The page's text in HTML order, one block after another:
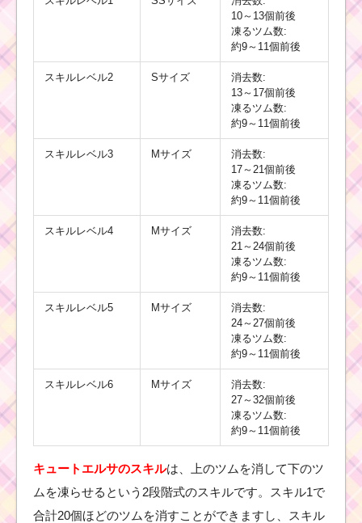
10～13個前後
凍るツム数:
約9～11個前後
スキルレベル2 Sサイズ
消去数:
13～17個前後
凍るツム数:
約9～11個前後
スキルレベル3 Mサイズ
消去数:
17～21個前後
凍るツム数:
約9～11個前後
スキルレベル4 Mサイズ
消去数:
21～24個前後
凍るツム数:
約9～11個前後
スキルレベル5 Mサイズ
消去数:
24～27個前後
凍るツム数:
約9～11個前後
スキルレベル6 Mサイズ
消去数:
27～32個前後
凍るツム数:
約9～11個前後
キュートエルサのスキルは、上のツムを消して下のツ
ムを凍らせるという2段階式のスキルです。スキル1で
合計20個ほどのツムを消すことができますし、スキル